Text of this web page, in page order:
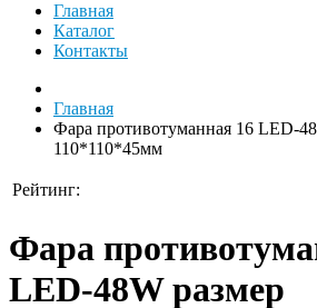
Главная
Каталог
Контакты
Главная
Фара противотуманная 16 LED-
110*110*45мм
Рейтинг:
Фара
LED-48W размер